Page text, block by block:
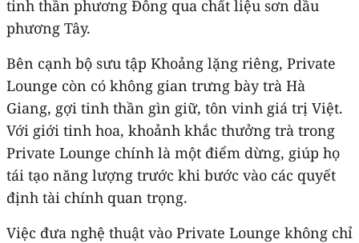
tinh thần phương Đông qua chất liệu sơn dầu
phương Tây.
Bên cạnh bộ sưu tập Khoảng lặng riêng, Private
Lounge còn có không gian trưng bày trà Hà
Giang, gợi tinh thần gìn giữ, tôn vinh giá trị Việt.
Với giới tinh hoa, khoảnh khắc thưởng trà trong
Private Lounge chính là một điểm dừng, giúp họ
tái tạo năng lượng trước khi bước vào các quyết
định tài chính quan trọng.
Việc đưa nghệ thuật vào Private Lounge không chỉ